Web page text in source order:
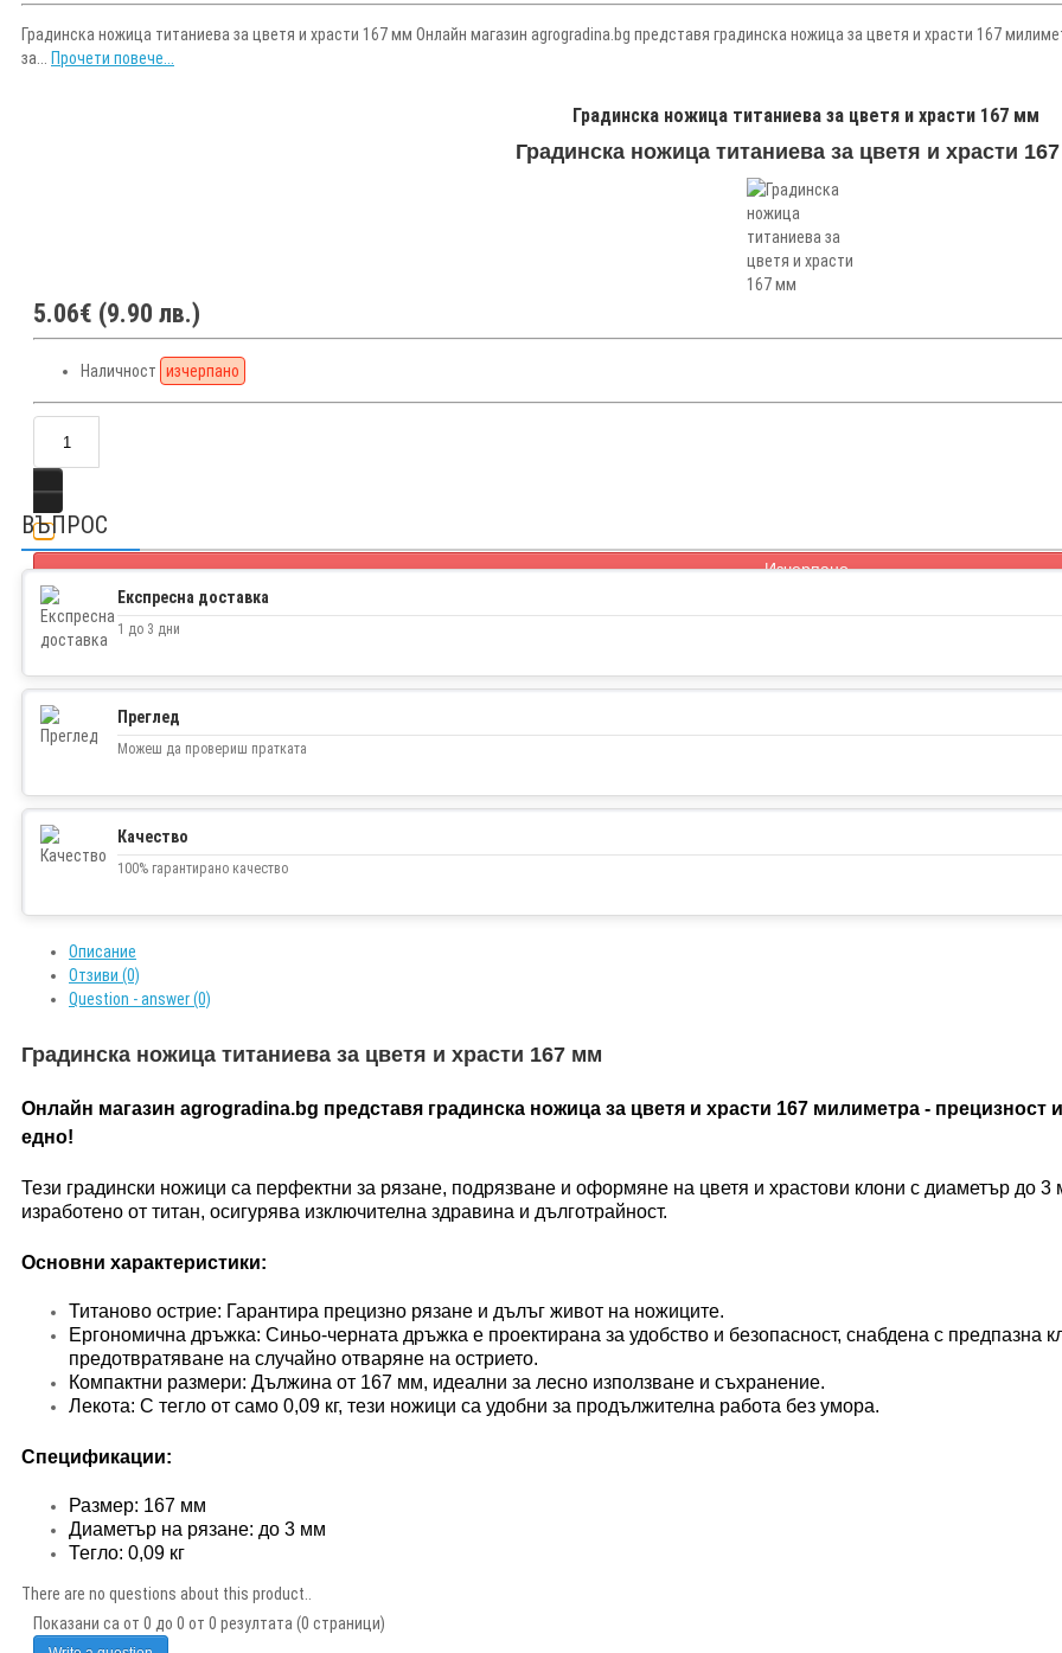
Градинска ножица титаниева за цветя и храсти 167 мм Онлайн магазин agrogradina.bg представя градинска ножица за цветя и храсти 167
за... Прочети повече...
Градинска ножица титаниева за цветя и храсти 167 мм
Градинска ножица титаниева за цветя и храсти
5.06€ (9.90 лв.)
Наличност изчерпано
Изчерпано
Facebook
Twitter
ВЪПРОС
Експресна доставка
1 до 3 дни
Преглед
Можеш да провериш пратката
Качество
100% гарантирано качество
Описание
Отзиви (0)
Question - answer (0)
Градинска ножица титаниева за цветя и храсти 167 мм
Онлайн магазин agrogradina.bg представя градинска ножица за цветя и храсти 167 милиметра - прецизност
едно!
Тези градински ножици са перфектни за рязане, подрязване и оформяне на цветя и храстови клони с диаметър до 3
изработено от титан, осигурява изключителна здравина и дълготрайност.
Основни характеристики:
Титаново острие: Гарантира прецизно рязане и дълъг живот на ножиците.
Ергономична дръжка: Синьо-черната дръжка е проектирана за удобство и безопасност, снабдена с предпазна
предотвратяване на случайно отваряне на острието.
Компактни размери: Дължина от 167 мм, идеални за лесно използване и съхранение.
Лекота: С тегло от само 0,09 кг, тези ножици са удобни за продължителна работа без умора.
Спецификации:
Размер: 167 мм
Диаметър на рязане: до 3 мм
Тегло: 0,09 кг
There are no questions about this product..
Показани са от 0 до 0 от 0 резултата (0 страници)